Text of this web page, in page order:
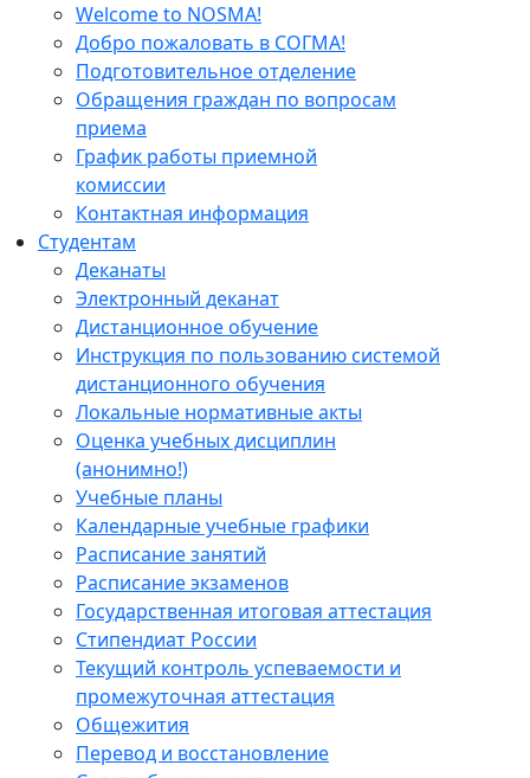
Welcome to NOSMA!
Добро пожаловать в СОГМА!
Подготовительное отделение
Обращения граждан по вопросам
приема
График работы приемной
комиссии
Контактная информация
Студентам
Деканаты
Электронный деканат
Дистанционное обучение
Инструкция по пользованию системой
дистанционного обучения
Локальные нормативные акты
Оценка учебных дисциплин
(анонимно!)
Учебные планы
Календарные учебные графики
Расписание занятий
Расписание экзаменов
Государственная итоговая аттестация
Стипендиат России
Текущий контроль успеваемости и
промежуточная аттестация
Общежития
Перевод и восстановление